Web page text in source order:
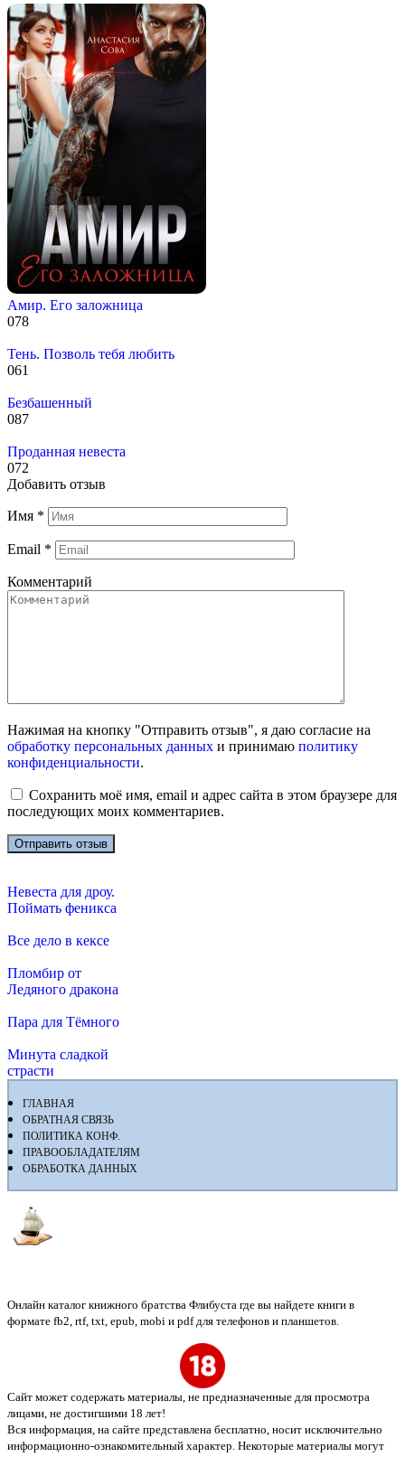
Амир. Его заложница
078
Тень. Позволь тебя любить
061
Безбашенный
087
Проданная невеста
072
Добавить отзыв
Имя *
Email *
Комментарий
Нажимая на кнопку "Отправить отзыв", я даю согласие на
обработку персональных данных и принимаю политику
конфиденциальности.
Сохранить моё имя, email и адрес сайта в этом браузере для
последующих моих комментариев.
Невеста для дроу.
Поймать феникса
Все дело в кексе
Пломбир от
Ледяного дракона
Пара для Тёмного
Минута сладкой
страсти
ГЛАВНАЯ
ОБРАТНАЯ СВЯЗЬ
ПОЛИТИКА КОНФ.
ПРАВООБЛАДАТЕЛЯМ
ОБРАБОТКА ДАННЫХ
Онлайн каталог книжного братства Флибуста где вы найдете книги в
формате fb2, rtf, txt, epub, mobi и pdf для телефонов и планшетов.
Сайт может содержать материалы, не предназначенные для просмотра
лицами, не достигшими 18 лет!
Вся информация, на сайте представлена бесплатно, носит исключительно
информационно-ознакомительный характер. Некоторые материалы могут